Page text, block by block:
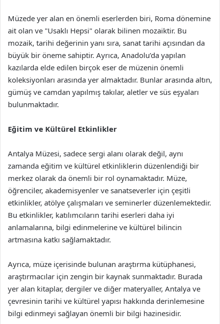
Müzede yer alan en önemli eserlerden biri, Roma dönemine
ait olan ve "Usaklı Hepsi" olarak bilinen mozaiktir. Bu
mozaik, tarihi değerinin yanı sıra, sanat tarihi açısından da
büyük bir öneme sahiptir. Ayrıca, Anadolu’da yapılan
kazılarda elde edilen birçok eser de müzenin önemli
koleksiyonları arasında yer almaktadır. Bunlar arasında altın,
gümüş ve camdan yapılmış takılar, aletler ve süs eşyaları
bulunmaktadır.
Eğitim ve Kültürel Etkinlikler
Antalya Müzesi, sadece sergi alanı olarak değil, aynı
zamanda eğitim ve kültürel etkinliklerin düzenlendiği bir
merkez olarak da önemli bir rol oynamaktadır. Müze,
öğrenciler, akademisyenler ve sanatseverler için çeşitli
etkinlikler, atölye çalışmaları ve seminerler düzenlemektedir.
Bu etkinlikler, katılımcıların tarihi eserleri daha iyi
anlamalarına, bilgi edinmelerine ve kültürel bilincin
artmasına katkı sağlamaktadır.
Ayrıca, müze içerisinde bulunan araştırma kütüphanesi,
araştırmacılar için zengin bir kaynak sunmaktadır. Burada
yer alan kitaplar, dergiler ve diğer materyaller, Antalya ve
çevresinin tarihi ve kültürel yapısı hakkında derinlemesine
bilgi edinmeyi sağlayan önemli bir bilgi hazinesidir.